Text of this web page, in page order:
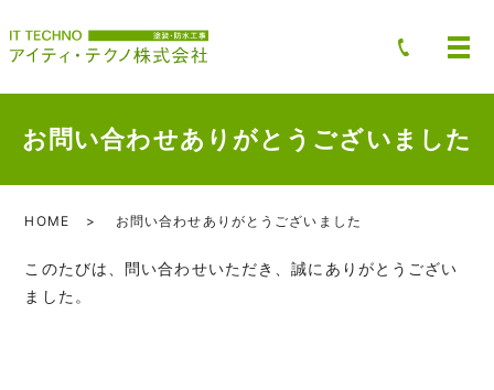
お問い合わせありがとうございました
HOME お問い合わせありがとうございました
このたびは、問い合わせいただき、誠にありがとうござい
ました。